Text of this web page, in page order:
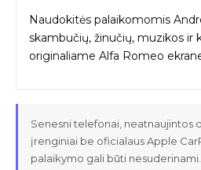
Naudokitės palaikomomis
skambučių, žinučių, muzikos ir
originaliame Alfa Romeo
Senesni telefonai, neatnaujintos
įrenginiai be oficialaus Apple
palaikymo gali būti nesuderinami.